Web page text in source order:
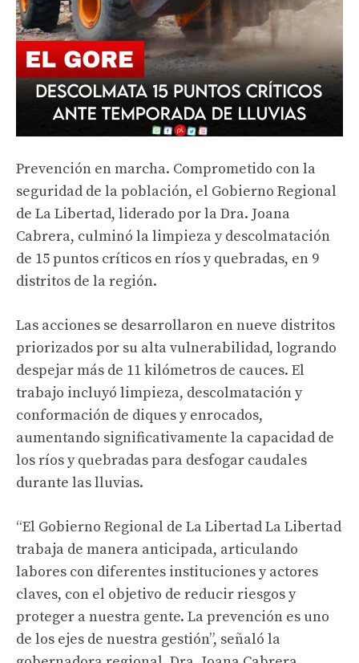
Prevención en marcha. Comprometido con la
seguridad de la población, el Gobierno Regional
de La Libertad, liderado por la Dra. Joana
Cabrera, culminó la limpieza y descolmatación
de 15 puntos críticos en ríos y quebradas, en 9
distritos de la región.
Las acciones se desarrollaron en nueve distritos
priorizados por su alta vulnerabilidad, logrando
despejar más de 11 kilómetros de cauces. El
trabajo incluyó limpieza, descolmatación y
conformación de diques y enrocados,
aumentando significativamente la capacidad de
los ríos y quebradas para desfogar caudales
durante las lluvias.
“El Gobierno Regional de La Libertad La Libertad
trabaja de manera anticipada, articulando
labores con diferentes instituciones y actores
claves, con el objetivo de reducir riesgos y
proteger a nuestra gente. La prevención es uno
de los ejes de nuestra gestión”, señaló la